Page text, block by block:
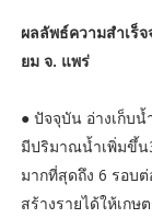
ผลลัพธ์ความสำเร็
ยม จ. แพร่
● ปัจจุบัน อ่างเก็บ
มีปริมาณน้ำเพิ่มขึ้น
มากที่สุดถึง 6 รอบต่
สร้างรายได้ให้เกษ